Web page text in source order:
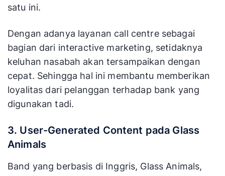
satu ini.
Dengan adanya layanan call centre sebagai
bagian dari interactive marketing, setidaknya
keluhan nasabah akan tersampaikan dengan
cepat. Sehingga hal ini membantu memberikan
loyalitas dari pelanggan terhadap bank yang
digunakan tadi.
3. User-Generated Content pada Glass
Animals
Band yang berbasis di Inggris, Glass Animals,